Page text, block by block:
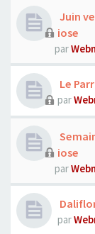
Juin
iose
par
Le
par
iose
par
par